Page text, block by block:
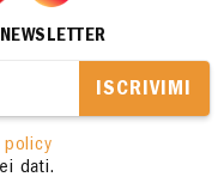
ISCRIVIMI
policy
dati.